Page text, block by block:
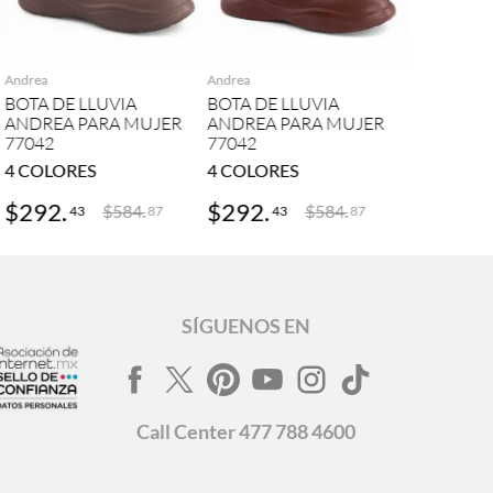
AGREGAR
Andrea
BOTA DE LLUVIA
ANDREA PARA MUJER
77042
4COLORES
$292.43 $584.87
AGREGAR
Andrea
BOTA DE LLUVIA
ANDREA PARA MUJER
77042
4COLORES
$292.43 $584.87
SÍGUENOS EN
CallCenter477 788 4600